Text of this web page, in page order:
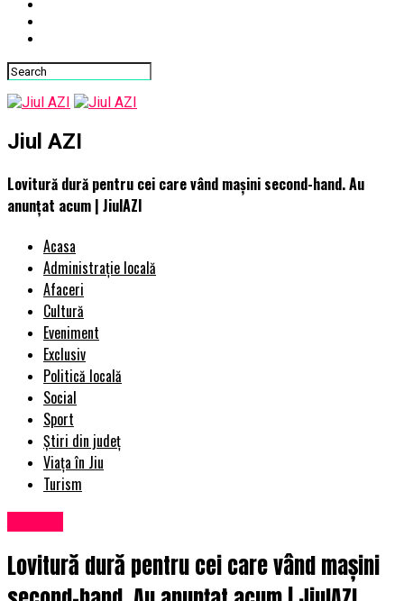
Jiul AZI
Lovitură dură pentru cei care vând mașini second-hand. Au
anunțat acum | JiulAZI
Acasa
Administrație locală
Afaceri
Cultură
Eveniment
Exclusiv
Politică locală
Social
Sport
Știri din județ
Viața în Jiu
Turism
Lovitură dură pentru cei care vând mașini